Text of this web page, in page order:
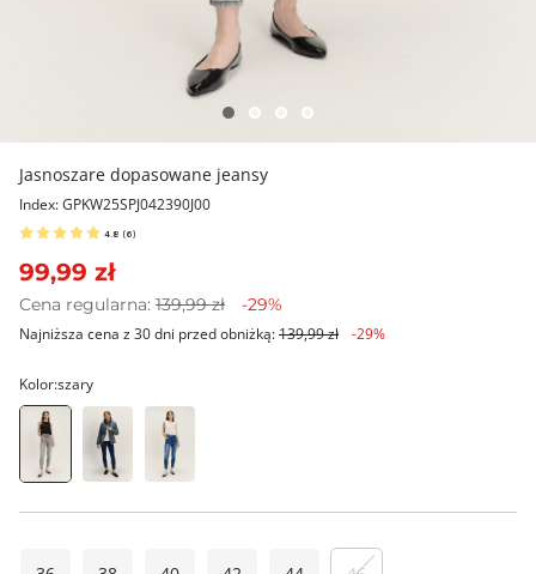
Jasnoszare dopasowane jeansy
Index: GPKW25SPJ042390J00
4.8 (6)
99,99 zł
Cena regularna: 139,99 zł -29%
Najniższa cena z 30 dni przed obniżką:139,99 zł -29%
Kolor:szary